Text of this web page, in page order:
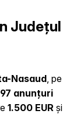
Județul
Nasaud , pe
anunțuri
1.500 EUR și